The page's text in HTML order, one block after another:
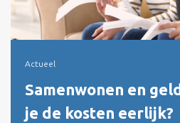
Actueel
Samenwonen en
je de kosten eerlijk?